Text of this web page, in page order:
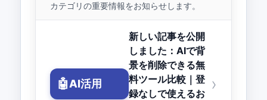
カテゴリの重要情報をお知らせします。
🤖AI活用
新しい記事を公開
しました：AIで背
景を削除できる無
料ツール比較｜登
録なしで使えるお
›